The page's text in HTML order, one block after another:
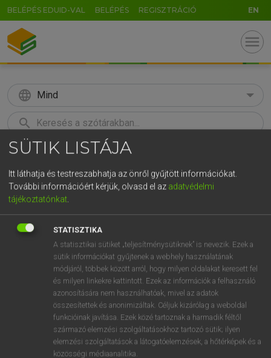
BELÉPÉS EDUID-VAL BELÉPÉS REGISZTRÁCIÓ EN
menu
language Mind
search
KERESÉS
Európai uniós terminológiai szótár
VAN ELŐFIZETÉSED?
Van előfizetésem a teljes szócikk megtekintéséhez.
BELÉPÉS
SÜTIK LISTÁJA
Itt láthatja és testreszabhatja az önről gyűjtött információkat.
További információért kérjük, olvasd el az adatvédelmi
tájékoztatónkat.
STATISZTIKA
A statisztikai sütiket „teljesítménysütiknek” is nevezik. Ezek a
sütik információkat gyűjtenek a webhely használatának
módjáról, többek között arról, hogy milyen oldalakat keresett fel
és milyen linkekre kattintott. Ezek az információk a felhasználó
azonosítására nem használhatóak, mivel az adatok
összesítettek és anonimizáltak. Céljuk kizárólag a weboldal
funkcióinak javítása. Ezek közé tartoznak a harmadik féltől
származó elemzési szolgáltatásokhoz tartozó sütik; ilyen
elemzési szolgáltatások a látogatóelemzések, a hőtérképek és a
közösségi médiaanalitika.
GR
t z u i o p
g h j k l é á ű Ω
n m , . AltGr